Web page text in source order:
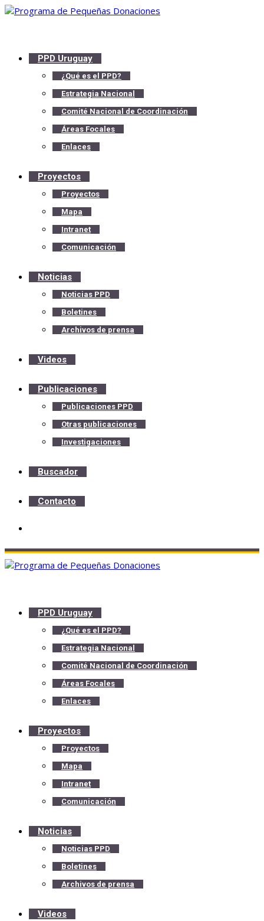
PPD Uruguay
¿Qué es el PPD?
Estrategia Nacional
Comité Nacional de Coordinación
Áreas Focales
Enlaces
Proyectos
Proyectos
Mapa
Intranet
Comunicación
Noticias
Noticias PPD
Boletines
Archivos de prensa
Videos
Publicaciones
Publicaciones PPD
Otras publicaciones
Investigaciones
Buscador
Contacto
PPD Uruguay
¿Qué es el PPD?
Estrategia Nacional
Comité Nacional de Coordinación
Áreas Focales
Enlaces
Proyectos
Proyectos
Mapa
Intranet
Comunicación
Noticias
Noticias PPD
Boletines
Archivos de prensa
Videos